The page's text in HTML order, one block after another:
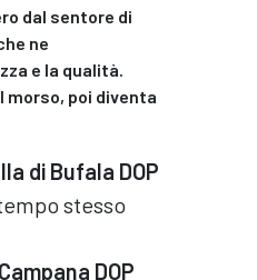
dal sentore di
ne
e la qualità.
morso, poi diventa
di Bufala DOP
stesso
DOP